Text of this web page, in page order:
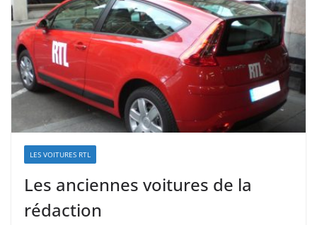
LES VOITURES RTL
Les anciennes voitures de la
rédaction